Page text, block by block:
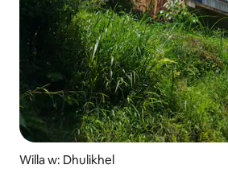
Willa w: Dhulikhel